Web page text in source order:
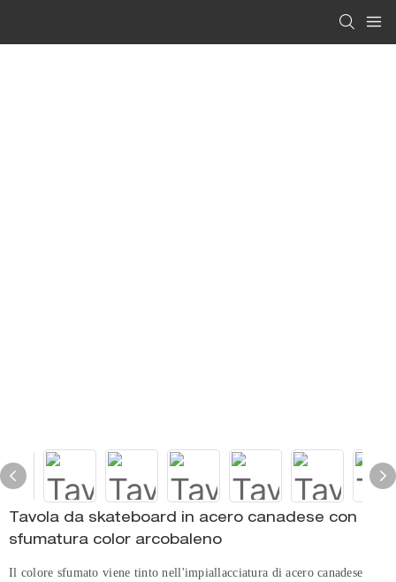
Tavola da skateboard in acero canadese con
sfumatura color arcobaleno
Il colore sfumato viene tinto nell'impiallacciatura di acero canadese